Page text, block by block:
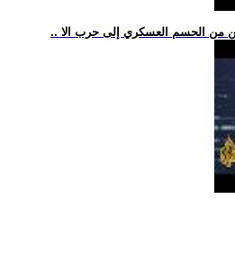
من الحسم العسكري إلى حرب الا